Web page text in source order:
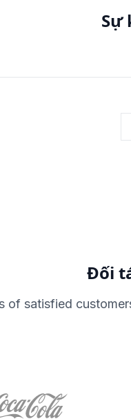
Sự
Đối
of satisfied